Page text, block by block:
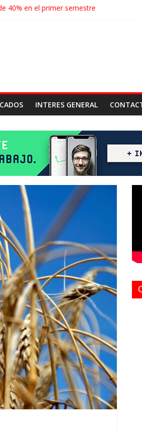
40% en el primer semestre
el mapa de la producción
histórico en el primer semestre
toneladas
INTERES GENERAL